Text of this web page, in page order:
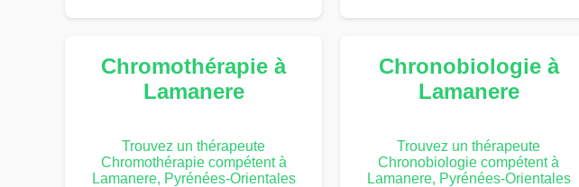
Chromothérapie à
Lamanere
Trouvez un thérapeute
Chromothérapie compétent à
Lamanere, Pyrénées-Orientales
Chronobiologie à
Lamanere
Trouvez un thérapeute
Chronobiologie compétent à
Lamanere, Pyrénées-Orientales